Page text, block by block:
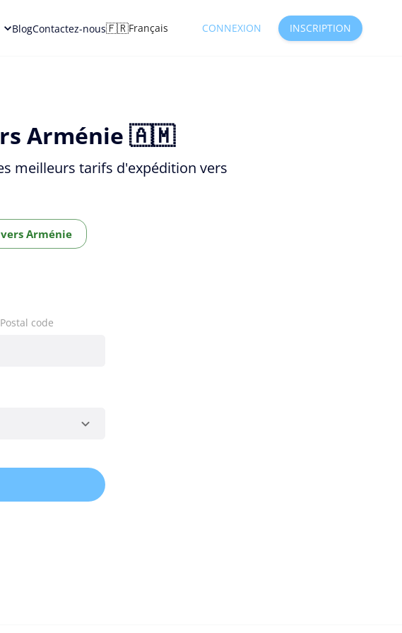
BlogContactez-nous🇫🇷Français CONNEXION INSCRIPTION
Arménie 🇦🇲
meilleurs tarifs d'expédition vers
Arménie
Postal code